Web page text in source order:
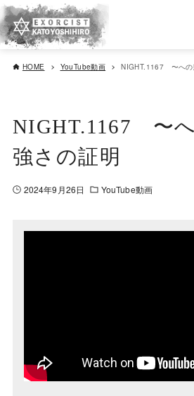
HOME YouTube動画 NIGHT.1167 〜への
NIGHT.1167 〜
強さの証明
2024年9月26日 YouTube動画